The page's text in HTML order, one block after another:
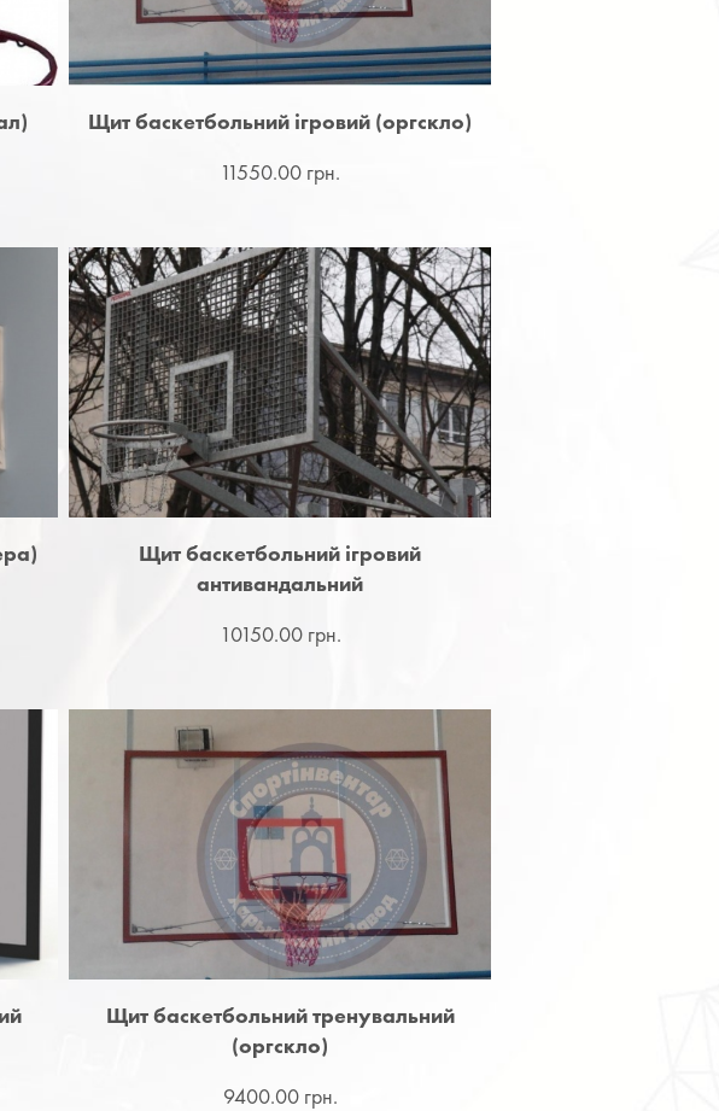
Щит баскетбольний ігровий (оргскло)
11550.00 грн.
Щит баскетбольний ігровий
антивандальний
10150.00 грн.
Щит баскетбольний тренувальний
(оргскло)
9400.00 грн.